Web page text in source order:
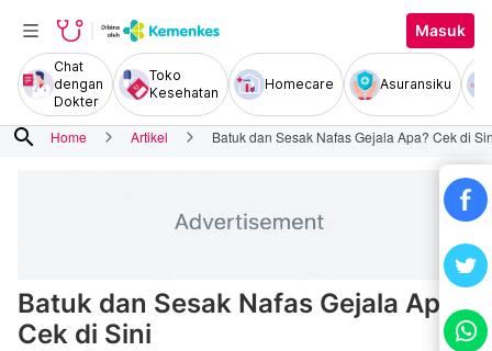
Masuk
Chat
dengan
Dokter
Toko
Kesehatan
Homecare Asuransiku
search Home Artikel Batuk dan Sesak Nafas Gejala Apa? Cek di
Batuk dan Sesak Nafas Gejala Apa?
Cek di Sini